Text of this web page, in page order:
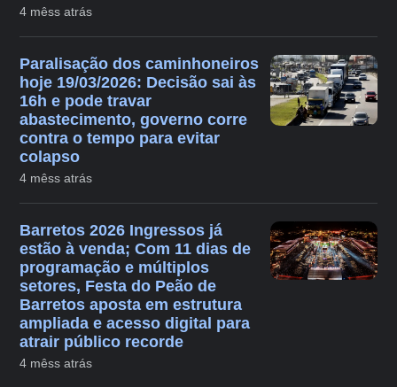
4 mêss atrás
Paralisação dos caminhoneiros
hoje 19/03/2026: Decisão sai às
16h e pode travar
abastecimento, governo corre
contra o tempo para evitar
colapso
4 mêss atrás
Barretos 2026 Ingressos já
estão à venda; Com 11 dias de
programação e múltiplos
setores, Festa do Peão de
Barretos aposta em estrutura
ampliada e acesso digital para
atrair público recorde
4 mêss atrás